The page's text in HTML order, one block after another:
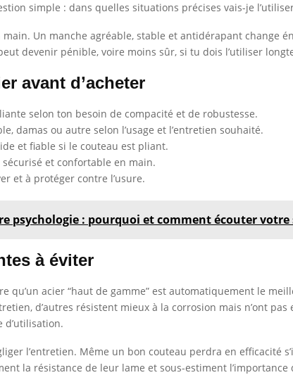
simple : dans quelles situations précises vais-je
Un manche agréable, stable et antidérapant change
devenir pénible, voire moins sûr, si tu dois l’utiliser
avant d’acheter
selon ton besoin de compacité et de robustesse.
damas ou autre selon l’usage et l’entretien souhaité.
et fiable si le couteau est pliant.
et confortable en main.
et à protéger contre l’usure.
psychologie : pourquoi et comment écouter votre
à éviter
qu’un acier “haut de gamme” est automatiquement le
d’autres résistent mieux à la corrosion mais n’ont
l’entretien. Même un bon couteau perdra en efficacité
la résistance de leur lame et sous-estiment l’importance